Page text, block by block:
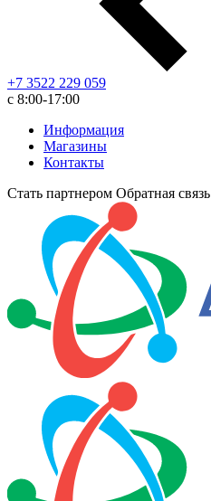
+7 3522 229 059
с 8:00-17:00
Информация
Магазины
Контакты
Стать партнером Обратная связь